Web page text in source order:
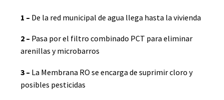
1 – De la red municipal de agua llega hasta la vivienda
2 – Pasa por el filtro combinado PCT para eliminar
arenillas y microbarros
3 – La Membrana RO se encarga de suprimir cloro y
posibles pesticidas